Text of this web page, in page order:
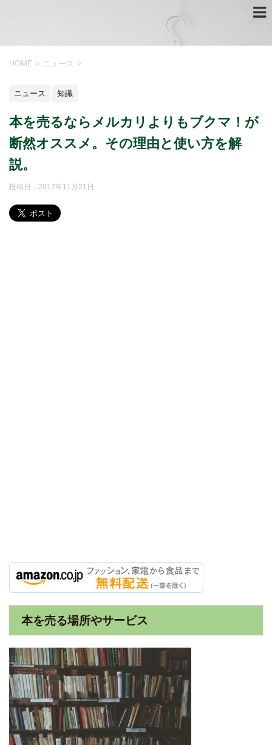
HOME > ニュース >
ニュース 知識
本を売るならメルカリよりもブクマ！が
断然オススメ。その理由と使い方を解
説。
投稿日： 2017年11月21日
本を売る場所やサービス